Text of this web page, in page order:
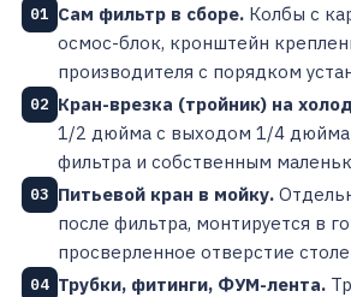
01 Сам фильтр в сборе. Колбы с
осмос-блок, кронштейн
производителя с порядком
02 Кран-врезка (тройник) на
1/2 дюйма с выходом 1/4 дюйма
фильтра и собственным
03 Питьевой кран в мойку.
после фильтра, монтируется в
просверленное отверстие
04 Трубки, фитинги, ФУМ-лента.